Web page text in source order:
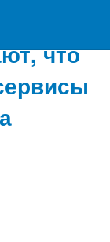
что